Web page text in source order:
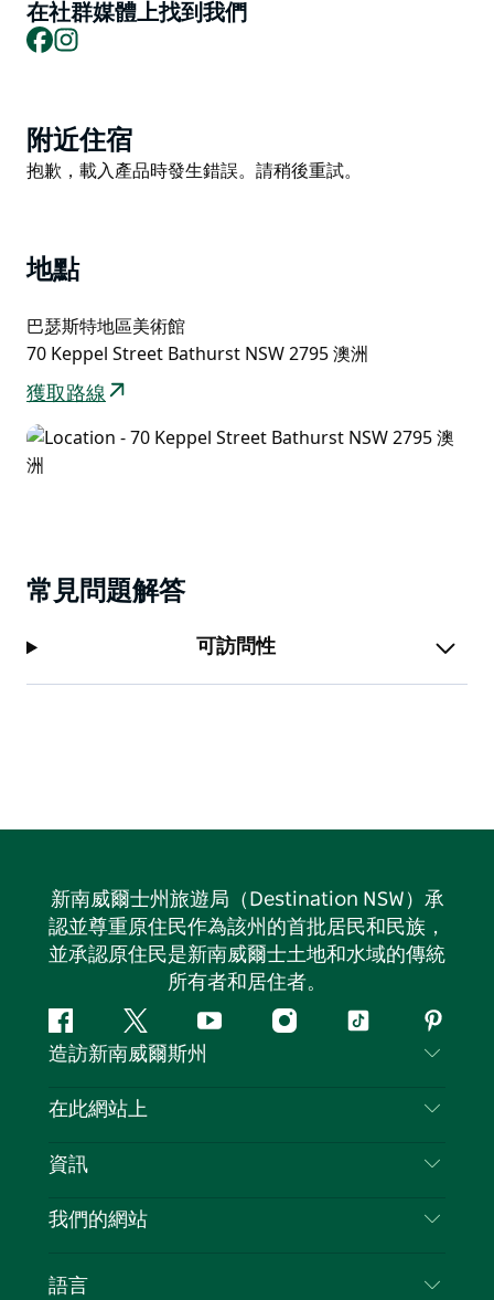
旅行，這段旅程構成了她創作這組作品的靈感來源。澳洲
的遼闊是作品體驗的核心：廣闊無垠的天空、如教堂般靜
礎設施。殖民者向南澳大利亞邊緣牧場和半乾旱地區的擴
張，導致了土地開發利用的繁榮與衰落的循環往復，並在
這些地方往往位於年降雨量超過 300 毫米的地區。這些
發展大多源自於人們試圖利用偶爾出現的有利季節牟利的
投機行為，導致未經割讓的土地遭到佔領和改造。
在此背景下，《發現》中的碎片和拾得物喚起了廣袤無垠
的空曠景象，反映了自然界對人類野心的漠視以及人類定
居所留下的痕跡。
在社群媒體上找到我們
Facebook
Product
List
附近住宿
Product
抱歉，載入產品時發生錯誤。請稍後重試。
地點
巴瑟斯特地區美術館
70 Keppel Street Bathurst NSW 2795 澳洲
獲取路線
常見問題解答
可訪問性
新南威爾士州旅遊局（Destination NSW）承
認並尊重原住民作為該州的首批居民和民族，
並承認原住民是新南威爾士土地和水域的傳統
所有者和居住者。
Facebook嘰
嘰
喳
Youtube Instagram
抖
造訪新南威爾斯州
聯絡我們
隱私
Cookie 通知
在此網站上
目的地
新南威爾士州公路旅行
活動
資訊
旅行資訊
新南威爾士州的商業
我們的網站
語言